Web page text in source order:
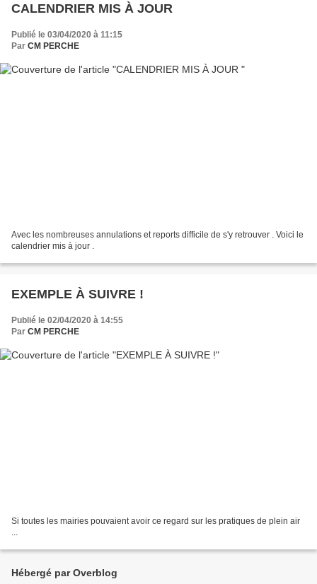
CALENDRIER MIS À JOUR
Publié le 03/04/2020 à 11:15
Par CM PERCHE
Avec les nombreuses annulations et reports difficile de s'y retrouver . Voici le
calendrier mis à jour .
EXEMPLE À SUIVRE !
Publié le 02/04/2020 à 14:55
Par CM PERCHE
Si toutes les mairies pouvaient avoir ce regard sur les pratiques de plein air
Hébergé par Overblog